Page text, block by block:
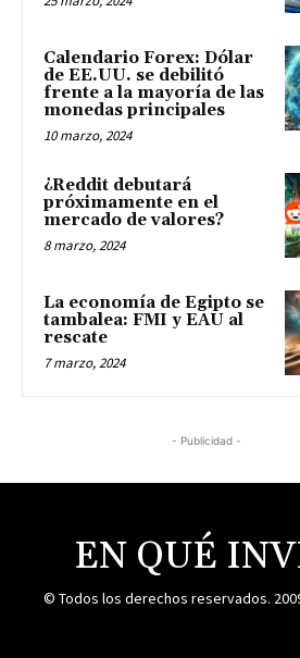
Calendario Forex: Dólar
de EE.UU. se debilitó
frente a la mayoría de las
monedas principales
10 marzo, 2024
¿Reddit debutará
próximamente en el
mercado de valores?
8 marzo, 2024
La economía de Egipto se
tambalea: FMI y EAU al
rescate
7 marzo, 2024
- Publicidad -
EN QUÉ
© Todos los derechos reservados.